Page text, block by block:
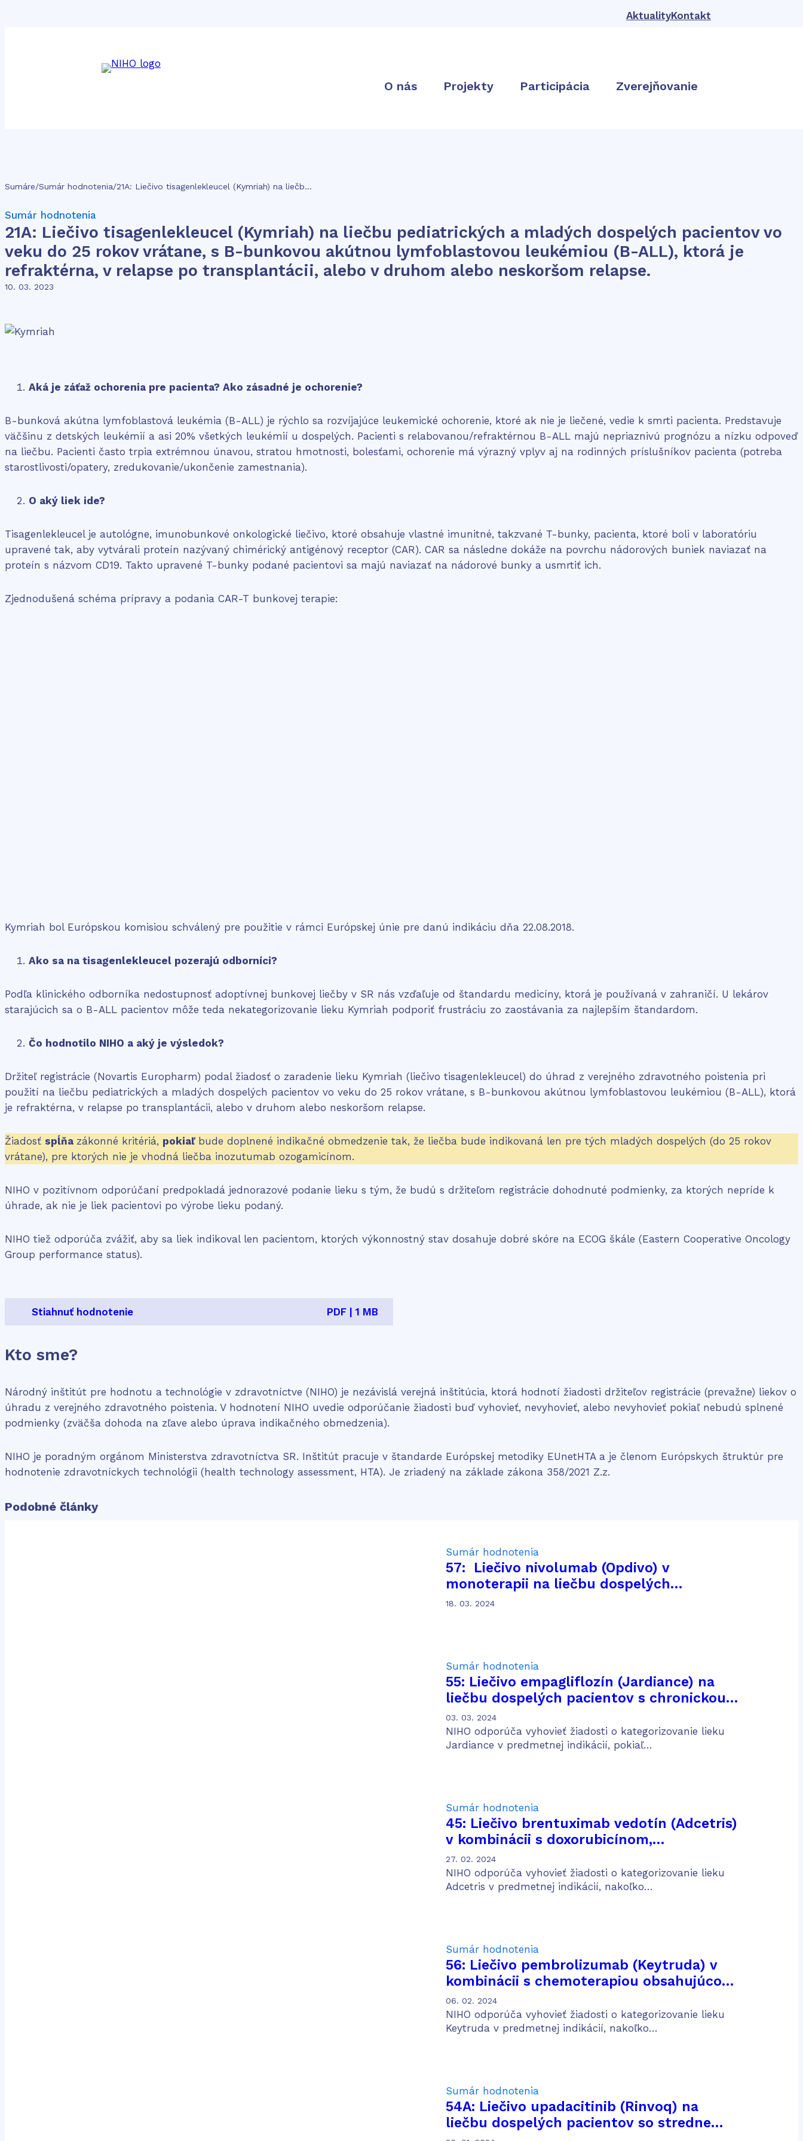
AktualityKontakt
O nás Projekty Participácia Zverejňovanie
Sumáre/Sumár hodnotenia/ 21A: Liečivo tisagenlekleucel (Kymriah) na liečbu pediatrických a mladých dospelých pacientov vo veku do 25 rokov vrátane, s B-bunkovou akútnou lymfoblastovou leukémiou (B-ALL), ktorá je refraktérna, v relapse po transplantácii, alebo v druhom alebo neskoršom relapse.
Sumár hodnotenia
21A: Liečivo tisagenlekleucel (Kymriah) na liečbu pediatrických a mladých dospelých pacientov vo
veku do 25 rokov vrátane, s B-bunkovou akútnou lymfoblastovou leukémiou (B-ALL), ktorá je
refraktérna, v relapse po transplantácii, alebo v druhom alebo neskoršom relapse.
10. 03. 2023
Aká je záťaž ochorenia pre pacienta? Ako zásadné je ochorenie?
B-bunková akútna lymfoblastová leukémia (B-ALL) je rýchlo sa rozvíjajúce leukemické ochorenie, ktoré ak nie je liečené, vedie k smrti pacienta. Predstavuje
väčšinu z detských leukémií a asi 20% všetkých leukémií u dospelých. Pacienti s relabovanou/refraktérnou B-ALL majú nepriaznivú prognózu a nízku odpoveď
na liečbu. Pacienti často trpia extrémnou únavou, stratou hmotnosti, bolesťami, ochorenie má výrazný vplyv aj na rodinných príslušníkov pacienta (potreba
starostlivosti/opatery, zredukovanie/ukončenie zamestnania).
O aký liek ide?
Tisagenlekleucel je autológne, imunobunkové onkologické liečivo, ktoré obsahuje vlastné imunitné, takzvané T-bunky, pacienta, ktoré boli v laboratóriu
upravené tak, aby vytvárali proteín nazývaný chimérický antigénový receptor (CAR). CAR sa následne dokáže na povrchu nádorových buniek naviazať na
proteín s názvom CD19. Takto upravené T-bunky podané pacientovi sa majú naviazať na nádorové bunky a usmrtiť ich.
Zjednodušená schéma prípravy a podania CAR-T bunkovej terapie:
Kymriah bol Európskou komisiou schválený pre použitie v rámci Európskej únie pre danú indikáciu dňa 22.08.2018.
Ako sa na tisagenlekleucel pozerajú odborníci?
Podľa klinického odborníka nedostupnosť adoptívnej bunkovej liečby v SR nás vzďaľuje od štandardu medicíny, ktorá je používaná v zahraničí. U lekárov
starajúcich sa o B-ALL pacientov môže teda nekategorizovanie lieku Kymriah podporiť frustráciu zo zaostávania za najlepším štandardom.
Čo hodnotilo NIHO a aký je výsledok?
Držiteľ registrácie (Novartis Europharm) podal žiadosť o zaradenie lieku Kymriah (liečivo tisagenlekleucel) do úhrad z verejného zdravotného poistenia pri
použití na liečbu pediatrických a mladých dospelých pacientov vo veku do 25 rokov vrátane, s B-bunkovou akútnou lymfoblastovou leukémiou (B-ALL), ktorá
je refraktérna, v relapse po transplantácii, alebo v druhom alebo neskoršom relapse.
Žiadosť spĺňa zákonné kritériá, pokiaľ bude doplnené indikačné obmedzenie tak, že liečba bude indikovaná len pre tých mladých dospelých (do 25 rokov
vrátane), pre ktorých nie je vhodná liečba inozutumab ozogamicínom.
NIHO v pozitívnom odporúčaní predpokladá jednorazové podanie lieku s tým, že budú s držiteľom registrácie dohodnuté podmienky, za ktorých nepríde k
úhrade, ak nie je liek pacientovi po výrobe lieku podaný.
NIHO tiež odporúča zvážiť, aby sa liek indikoval len pacientom, ktorých výkonnostný stav dosahuje dobré skóre na ECOG škále (Eastern Cooperative Oncology
Group performance status).
Stiahnuť hodnotenie PDF | 1 MB
Kto sme?
Národný inštitút pre hodnotu a technológie v zdravotníctve (NIHO) je nezávislá verejná inštitúcia, ktorá hodnotí žiadosti držiteľov registrácie (prevažne) liekov o
úhradu z verejného zdravotného poistenia. V hodnotení NIHO uvedie odporúčanie žiadosti buď vyhovieť, nevyhovieť, alebo nevyhovieť pokiaľ nebudú splnené
podmienky (zväčša dohoda na zľave alebo úprava indikačného obmedzenia).
NIHO je poradným orgánom Ministerstva zdravotníctva SR. Inštitút pracuje v štandarde Európskej metodiky EUnetHTA a je členom Európskych štruktúr pre
hodnotenie zdravotníckych technológii (health technology assessment, HTA). Je zriadený na základe zákona 358/2021 Z.z.
Podobné články
Sumár hodnotenia
57: Liečivo nivolumab (Opdivo) v
monoterapii na liečbu dospelých
pacientov s pokročilým karcinómom z
18. 03. 2024
Sumár hodnotenia
55: Liečivo empagliflozín (Jardiance) na
liečbu dospelých pacientov s chronickou
chorobou obličiek
03. 03. 2024
NIHO odporúča vyhovieť žiadosti o kategorizovanie lieku
Jardiance v predmetnej indikácií, pokiaľ…
Sumár hodnotenia
45: Liečivo brentuximab vedotín (Adcetris)
v kombinácii s doxorubicínom,
vinblastínom a dakarbazínom (AVD) na
liečbu dospelých pacientov s predtým
neliečeným CD30 pozitívnym Hodgkinovým
27. 02. 2024
NIHO odporúča vyhovieť žiadosti o kategorizovanie lieku
Adcetris v predmetnej indikácií, nakoľko…
Sumár hodnotenia
56: Liečivo pembrolizumab (Keytruda) v
kombinácii s chemoterapiou obsahujúcou
pemetrexed a platinu na liečbu dospelých
pacientov v prvej línii metastatického
neskvamózneho nemalobunkového
06. 02. 2024
NIHO odporúča vyhovieť žiadosti o kategorizovanie lieku
Keytruda v predmetnej indikácií, nakoľko…
Sumár hodnotenia
54A: Liečivo upadacitinib (Rinvoq) na
liečbu dospelých pacientov so stredne